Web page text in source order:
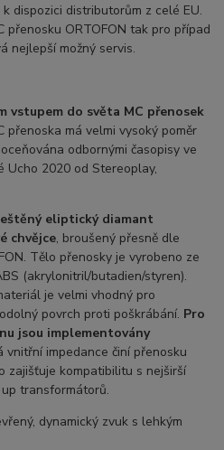
dispozici distributorům z celé EU.
přenosku ORTOFON tak pro případ
nejlepší možný servis.
vstupem do světa MC přenosek
přenoska má velmi vysoký poměr
odbornými časopisy ve
Ucho 2020 od Stereoplay,
eliptický diamant
chvějce, broušený přesně dle
Tělo přenosky je vyrobeno ze
(akrylonitril/butadien/styren).
je velmi vhodný pro
povrch proti poškrábání. Pro
jsou implementovány
vnitřní impedance činí přenosku
zajišťuje kompatibilitu s nejširší
transformátorů.
dynamický zvuk s lehkým